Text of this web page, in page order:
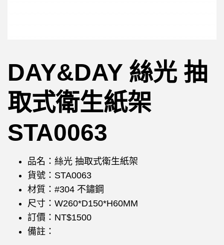
DAY&DAY 絲光 抽
取式衛生紙架
STA0063
品名：絲光 抽取式衛生紙架
貨號：STA0063
材質：#304 不鏽鋼
尺寸：W260*D150*H60MM
訂價：NT$1500
備註：